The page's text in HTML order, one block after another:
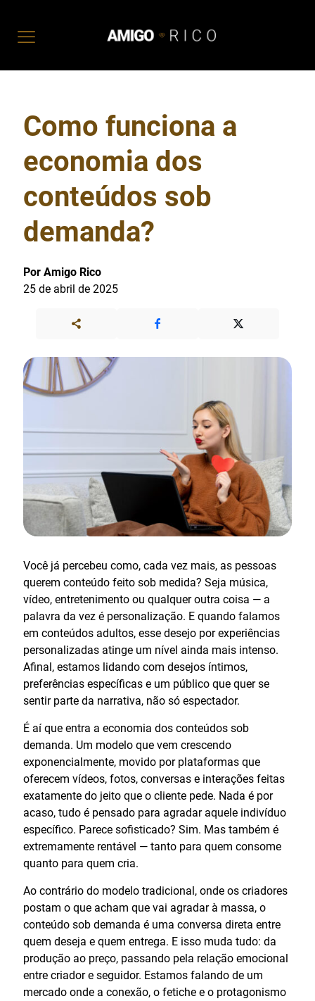
Como funciona a
economia dos
conteúdos sob
demanda?
Por Amigo Rico
25 de abril de 2025
Você já percebeu como, cada vez mais, as pessoas
querem conteúdo feito sob medida? Seja música,
vídeo, entretenimento ou qualquer outra coisa — a
palavra da vez é personalização. E quando falamos
em conteúdos adultos, esse desejo por experiências
personalizadas atinge um nível ainda mais intenso.
Afinal, estamos lidando com desejos íntimos,
preferências específicas e um público que quer se
sentir parte da narrativa, não só espectador.
É aí que entra a economia dos conteúdos sob
demanda. Um modelo que vem crescendo
exponencialmente, movido por plataformas que
oferecem vídeos, fotos, conversas e interações feitas
exatamente do jeito que o cliente pede. Nada é por
acaso, tudo é pensado para agradar aquele indivíduo
específico. Parece sofisticado? Sim. Mas também é
extremamente rentável — tanto para quem consome
quanto para quem cria.
Ao contrário do modelo tradicional, onde os criadores
postam o que acham que vai agradar à massa, o
conteúdo sob demanda é uma conversa direta entre
quem deseja e quem entrega. E isso muda tudo: da
produção ao preço, passando pela relação emocional
entre criador e seguidor. Estamos falando de um
mercado onde a conexão, o fetiche e o protagonismo